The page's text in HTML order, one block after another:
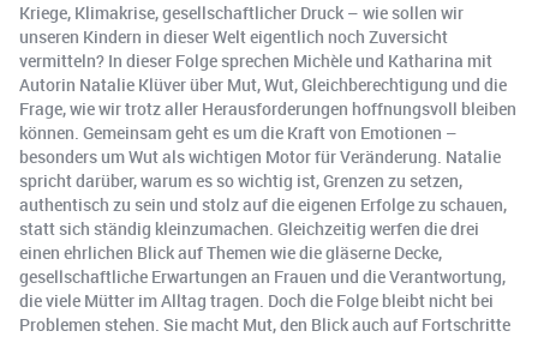
Kriege, Klimakrise, gesellschaftlicher Druck – wie sollen wir
unseren Kindern in dieser Welt eigentlich noch Zuversicht
vermitteln? In dieser Folge sprechen Michèle und Katharina mit
Autorin Natalie Klüver über Mut, Wut, Gleichberechtigung und die
Frage, wie wir trotz aller Herausforderungen hoffnungsvoll bleiben
können. Gemeinsam geht es um die Kraft von Emotionen –
besonders um Wut als wichtigen Motor für Veränderung. Natalie
spricht darüber, warum es so wichtig ist, Grenzen zu setzen,
authentisch zu sein und stolz auf die eigenen Erfolge zu schauen,
statt sich ständig kleinzumachen. Gleichzeitig werfen die drei
einen ehrlichen Blick auf Themen wie die gläserne Decke,
gesellschaftliche Erwartungen an Frauen und die Verantwortung,
die viele Mütter im Alltag tragen. Doch die Folge bleibt nicht bei
Problemen stehen. Sie macht Mut, den Blick auch auf Fortschritte